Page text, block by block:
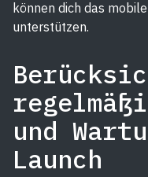
können dich das
unterstützen.
und
Launch